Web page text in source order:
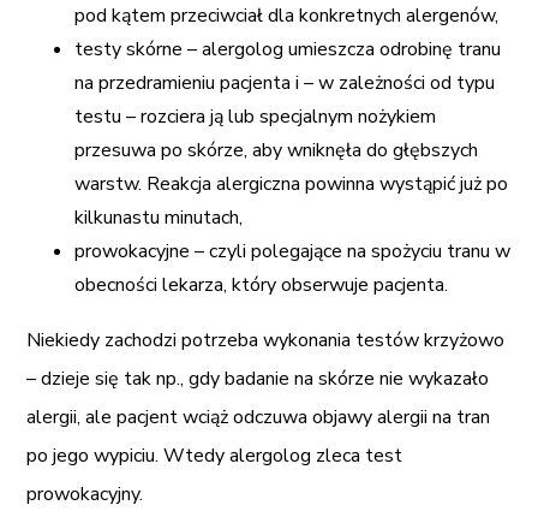
pod kątem przeciwciał dla konkretnych alergenów,
testy skórne – alergolog umieszcza odrobinę tranu
na przedramieniu pacjenta i – w zależności od typu
testu – rozciera ją lub specjalnym nożykiem
przesuwa po skórze, aby wniknęła do głębszych
warstw. Reakcja alergiczna powinna wystąpić już po
kilkunastu minutach,
prowokacyjne – czyli polegające na spożyciu tranu w
obecności lekarza, który obserwuje pacjenta.
Niekiedy zachodzi potrzeba wykonania testów krzyżowo
– dzieje się tak np., gdy badanie na skórze nie wykazało
alergii, ale pacjent wciąż odczuwa objawy alergii na tran
po jego wypiciu. Wtedy alergolog zleca test
prowokacyjny.